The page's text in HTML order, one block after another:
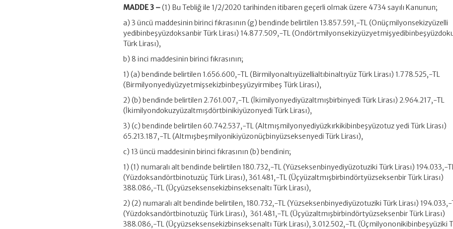
MADDE 3 –(1) Bu Tebliğ ile 1/2/2020 tarihinden itibaren geçerli olmak üzere 4734 sayılı Kanunun;
a) 3 üncü maddesinin birinci fıkrasının (g) bendinde belirtilen 13.857.591,-TL (Onüçmilyonsekizyüzelli
yedibinbeşyüzdoksanbir Türk Lirası) 14.877.509,-TL
Türk Lirası),
b) 8 inci maddesinin birinci fıkrasının;
1) (a) bendinde belirtilen 1.656.600,-TL (Birmilyonaltıyüzellialtıbinaltıyüz Türk Lirası) 1.778.525,-TL
(Birmilyonyediyüzyetmişsekizbinbeşyüzyirmibeş Türk Lirası),
2) (b) bendinde belirtilen 2.761.007,-TL (İkimilyonyediyüzaltmışbirbinyedi Türk Lirası) 2.964.217,-TL
(İkimilyondokuzyüzaltmışdörtbinikiyüzonyedi Türk Lirası),
3) (c) bendinde belirtilen 60.742.537,-TL (Altmışmilyonyediyüzkırkikibinbeşyüzotuz yedi Türk Lirası)
65.213.187,-TL (Altmışbeşmilyonikiyüzonüçbinyüzseksenyedi Türk Lirası),
c) 13 üncü maddesinin birinci fıkrasının (b) bendinin;
1) (1) numaralı alt bendinde belirtilen 180.732,-TL (Yüzseksenbinyediyüzotuziki Türk Lirası) 194.033,-
(Yüzdoksandörtbinotuzüç Türk Lirası), 361.481,-TL (Üçyüzaltmışbirbindörtyüzseksenbir Türk Lirası)
388.086,-TL (Üçyüzseksensekizbinseksenaltı Türk Lirası),
2) (2) numaralı alt bendinde belirtilen, 180.732,-TL (Yüzseksenbinyediyüzotuziki Türk Lirası) 194.033,-
(Yüzdoksandörtbinotuzüç Türk Lirası), 361.481,-TL (Üçyüzaltmışbirbindörtyüzseksenbir Türk Lirası)
388.086,-TL (Üçyüzseksensekizbinseksenaltı Türk Lirası), 3.012.502,-TL (Üçmilyononikibinbeşyüziki